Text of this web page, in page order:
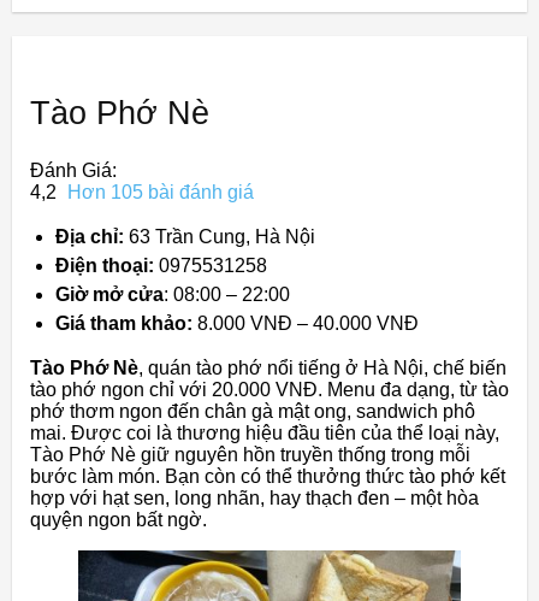
Tào Phớ Nè
Đánh Giá:
4,2
Hơn 105 bài đánh giá
Địa chỉ: 63 Trần Cung, Hà Nội
Điện thoại: 0975531258
Giờ mở cửa: 08:00 – 22:00
Giá tham khảo: 8.000 VNĐ – 40.000 VNĐ
Tào Phớ Nè, quán tào phớ nổi tiếng ở Hà Nội, chế biến
tào phớ ngon chỉ với 20.000 VNĐ. Menu đa dạng, từ tào
phớ thơm ngon đến chân gà mật ong, sandwich phô
mai. Được coi là thương hiệu đầu tiên của thể loại này,
Tào Phớ Nè giữ nguyên hồn truyền thống trong mỗi
bước làm món. Bạn còn có thể thưởng thức tào phớ kết
hợp với hạt sen, long nhãn, hay thạch đen – một hòa
quyện ngon bất ngờ.